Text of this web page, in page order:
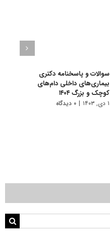
سوالات و پاسخنامه دکتری
ﺑﻴﻤﺎریﻫﺎی داخلی دامﻫﺎی
ﻛﻮچک و ﺑﺰرگ ۱۴۰۴
۱ دی, ۱۴۰۳ | ۰ دیدگاه